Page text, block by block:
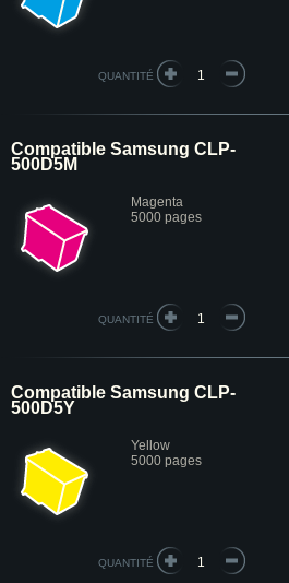
QUANTITÉ
Compatible Samsung CLP-
500D5M
Magenta
5000 pages
QUANTITÉ
Compatible Samsung CLP-
500D5Y
Yellow
5000 pages
QUANTITÉ